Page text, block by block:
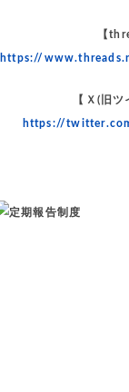
【
https://
【Ｘ(旧
https://